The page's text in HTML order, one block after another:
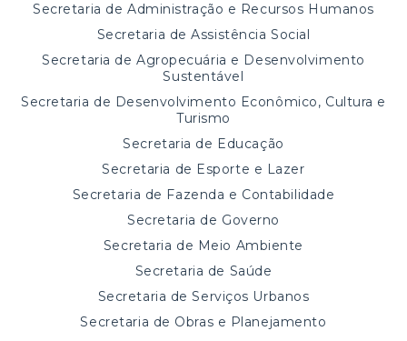
Secretaria de Administração e Recursos Humanos
Secretaria de Assistência Social
Secretaria de Agropecuária e Desenvolvimento
Sustentável
Secretaria de Desenvolvimento Econômico, Cultura e
Turismo
Secretaria de Educação
Secretaria de Esporte e Lazer
Secretaria de Fazenda e Contabilidade
Secretaria de Governo
Secretaria de Meio Ambiente
Secretaria de Saúde
Secretaria de Serviços Urbanos
Secretaria de Obras e Planejamento